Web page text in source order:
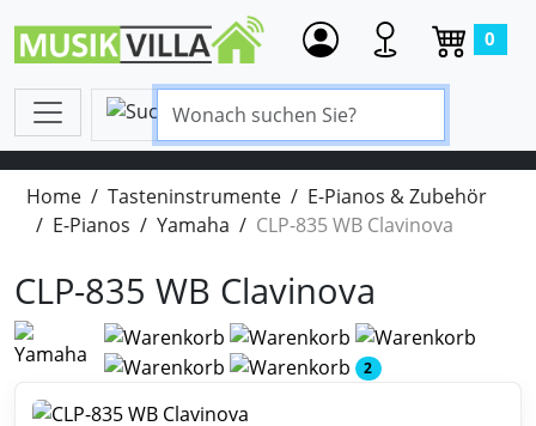
0
Home Tasteninstrumente
E-Pianos & Zubehör
E-Pianos
Yamaha CLP-835 WB Clavinova
CLP-835 WB Clavinova
2